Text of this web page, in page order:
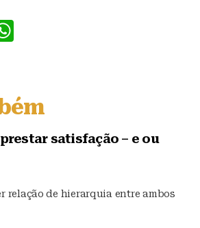
s
A
p
satisfação – e ou
relação de hierarquia entre ambos